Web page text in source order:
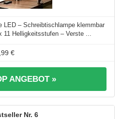
LED – Schreibtischlampe klemmbar
11 Helligkeitsstufen – Verste ...
€
ANGEBOT »
6